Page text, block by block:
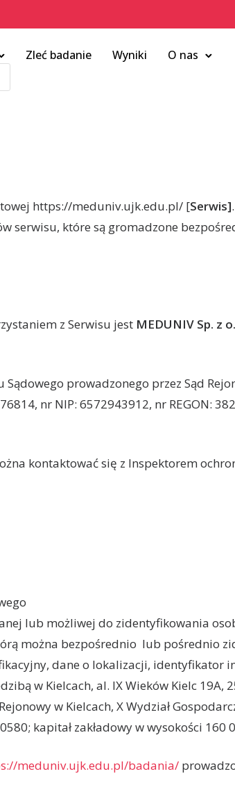
Zleć badanie Wyniki O nas
https://meduniv.ujk.edu.pl/ [Serwis]
serwisu, które są gromadzone
z Serwisu jest MEDUNIV Sp. z
prowadzonego przez Sąd
nr NIP: 6572943912, nr REGON:
kontaktować się z Inspektorem
lub możliwej do zidentyfikowania
można bezpośrednio lub pośrednio
dane o lokalizacji, identyfikator
w Kielcach, al. IX Wieków Kielc
w Kielcach, X Wydział
kapitał zakładowy w wysokości 160
meduniv.ujk.edu.pl/badania/